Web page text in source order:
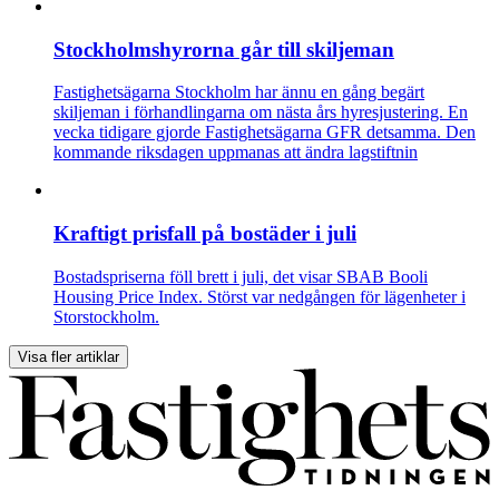
Stockholmshyrorna går till skiljeman
Fastighetsägarna Stockholm har ännu en gång begärt
skiljeman i förhandlingarna om nästa års hyresjustering. En
vecka tidigare gjorde Fastighetsägarna GFR detsamma. Den
kommande riksdagen uppmanas att ändra lagstiftnin
Kraftigt prisfall på bostäder i juli
Bostadspriserna föll brett i juli, det visar SBAB Booli
Housing Price Index. Störst var nedgången för lägenheter i
Storstockholm.
Visa fler artiklar